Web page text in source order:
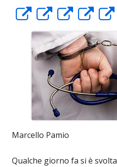
Apre
in
una
nuova
finestra
Apre
in
una
nuova
finestra
Apre
in
una
nuova
in
Marcello Pamio
Qualche giorno fa si è